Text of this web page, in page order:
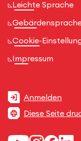
Leichte Sprache
Cookie-
Impressum
Anmelden
Diese Seite